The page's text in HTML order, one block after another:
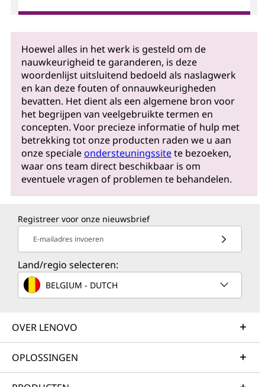
Hoewel alles in het werk is gesteld om de
nauwkeurigheid te garanderen, is deze
woordenlijst uitsluitend bedoeld als naslagwerk
en kan deze fouten of onnauwkeurigheden
bevatten. Het dient als een algemene bron voor
het begrijpen van veelgebruikte termen en
concepten. Voor precieze informatie of hulp met
betrekking tot onze producten raden we u aan
onze specialeondersteuningssitete bezoeken,
waar ons team direct beschikbaar is om
eventuele vragen of problemen te behandelen.
Registreer voor onze nieuwsbrief
E-mailadres invoeren
Land/regio selecteren:
BELGIUM - DUTCH
OVER LENOVO
OPLOSSINGEN